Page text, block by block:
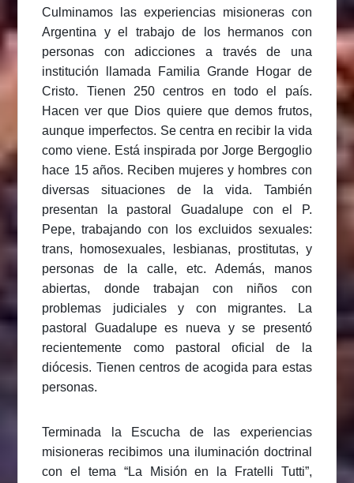
Culminamos las experiencias misioneras con
Argentina y el trabajo de los hermanos con
personas con adicciones a través de una
institución llamada Familia Grande Hogar de
Cristo. Tienen 250 centros en todo el país.
Hacen ver que Dios quiere que demos frutos,
aunque imperfectos. Se centra en recibir la vida
como viene. Está inspirada por Jorge Bergoglio
hace 15 años. Reciben mujeres y hombres con
diversas situaciones de la vida. También
presentan la pastoral Guadalupe con el P.
Pepe, trabajando con los excluidos sexuales:
trans, homosexuales, lesbianas, prostitutas, y
personas de la calle, etc. Además, manos
abiertas, donde trabajan con niños con
problemas judiciales y con migrantes. La
pastoral Guadalupe es nueva y se presentó
recientemente como pastoral oficial de la
diócesis. Tienen centros de acogida para estas
personas.
Terminada la Escucha de las experiencias
misioneras recibimos una iluminación doctrinal
con el tema “La Misión en la Fratelli Tutti”,